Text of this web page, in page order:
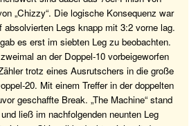
„Chizzy“. Die logische Konsequenz war
absolvierten Legs knapp mit 3:2 vorne lag.
es erst im siebten Leg zu beobachten.
an der Doppel-10 vorbeigeworfen
trotz eines Ausrutschers in die große
20. Mit einem Treffer in der doppelten
geschaffte Break. „The Machine“ stand
ließ im nachfolgenden neunten Leg